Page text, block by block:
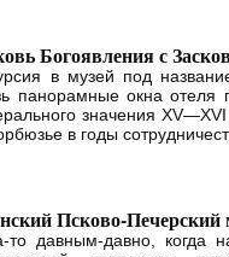
Богоявления с
в музей под
панорамные окна отеля
значения XV—XVI
в годы
Псково-
то давным-давно, когда